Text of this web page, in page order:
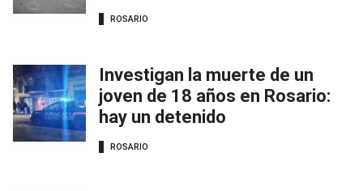
ROSARIO
Investigan la muerte de un
joven de 18 años en Rosario:
hay un detenido
ROSARIO